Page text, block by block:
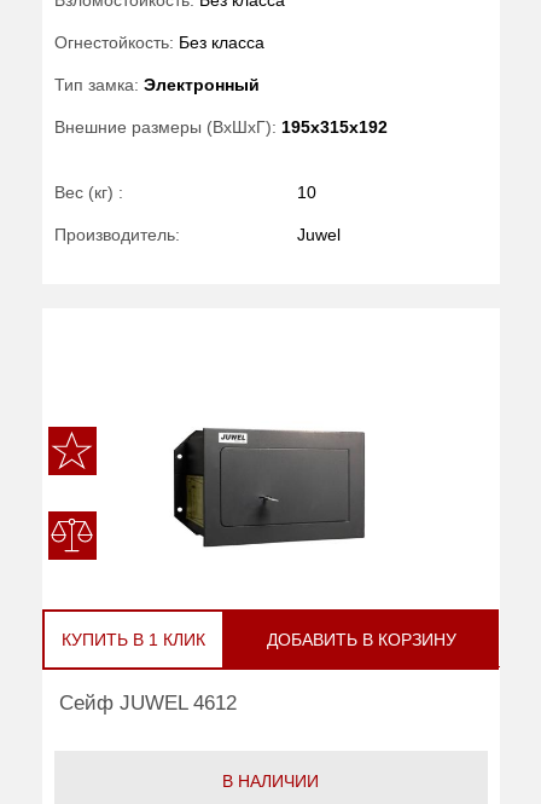
Огнестойкость: Без класса
Тип замка: Электронный
Внешние размеры (ВхШхГ): 195x315x192
Вес (кг) : 10
Производитель: Juwel
КУПИТЬ В 1 КЛИК ДОБАВИТЬ В КОРЗИНУ
Сейф JUWEL 4612
В НАЛИЧИИ